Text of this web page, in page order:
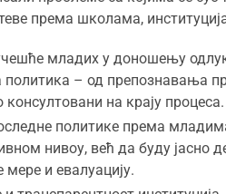
према школама,
младих у доношењу
политика – од препознавања
на крају процеса.
политике према
нивоу, већ да буду јасно
мере и евалуацију.